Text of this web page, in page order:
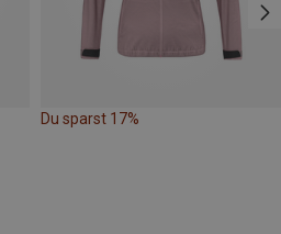
Du sparst 17%